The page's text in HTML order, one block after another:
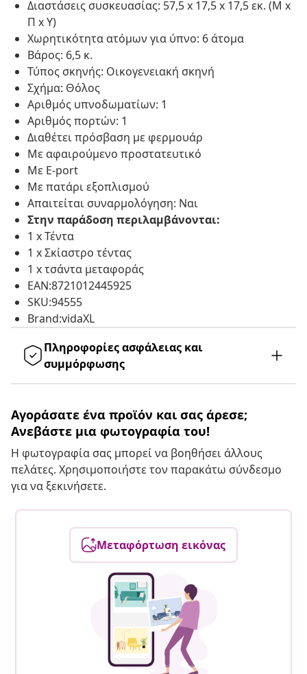
Διαστάσεις συσκευασίας: 57,5 x 17,5 x 17,5 εκ. (Μ x
Π x Υ)
Χωρητικότητα ατόμων για ύπνο: 6 άτομα
Βάρος: 6,5 κ.
Τύπος σκηνής: Οικογενειακή σκηνή
Σχήμα: Θόλος
Αριθμός υπνοδωματίων: 1
Αριθμός πορτών: 1
Διαθέτει πρόσβαση με φερμουάρ
Με αφαιρούμενο προστατευτικό
Με E-port
Με πατάρι εξοπλισμού
Απαιτείται συναρμολόγηση: Ναι
Στην παράδοση περιλαμβάνονται:
1 x Τέντα
1 x Σκίαστρο τέντας
1 x τσάντα μεταφοράς
EAN:8721012445925
SKU:94555
Brand:vidaXL
Πληροφορίες ασφάλειας και
συμμόρφωσης
Αγοράσατε ένα προϊόν και σας άρεσε;
Ανεβάστε μια φωτογραφία του!
Η φωτογραφία σας μπορεί να βοηθήσει άλλους
πελάτες. Χρησιμοποιήστε τον παρακάτω σύνδεσμο
για να ξεκινήσετε.
Μεταφόρτωση εικόνας